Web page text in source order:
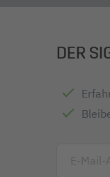
DER
E-Mail-